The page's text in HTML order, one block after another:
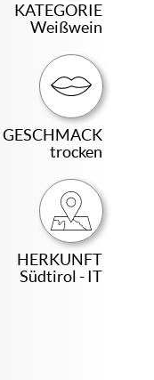
KATEGORIE
Weißwein
GESCHMACK
trocken
HERKUNFT
Südtirol - IT